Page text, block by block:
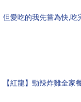
但愛吃的我先嘗為快,吃
【紅龍】勁辣炸雞全家